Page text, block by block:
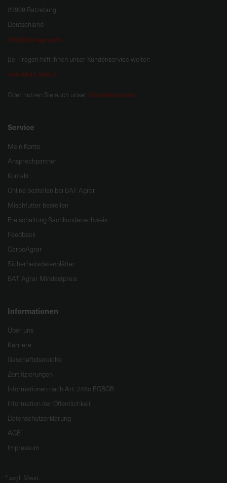
23909 Ratzeburg
Deutschland
info@bat-agrar.de
Bei Fragen hilft Ihnen unser Kundenservice weiter:
+49 4541 806 0
Oder nutzen Sie auch unser Onlineformular.
Service
Mein Konto
Ansprechpartner
Kontakt
Online bestellen bei BAT Agrar
Mischfutter bestellen
Freischaltung Sachkundenachweis
Feedback
CarboAgrar
Sicherheitsdatenblätter
BAT Agrar Mindestpreis
Informationen
Über uns
Karriere
Geschäftsbereiche
Zertifizierungen
Informationen nach Art. 246c EGBGB
Information der Öffentlichkeit
Datenschutzerklärung
AGB
Impressum
* zzgl. Mwst.